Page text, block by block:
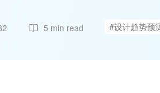
5 min read #设计趋势预